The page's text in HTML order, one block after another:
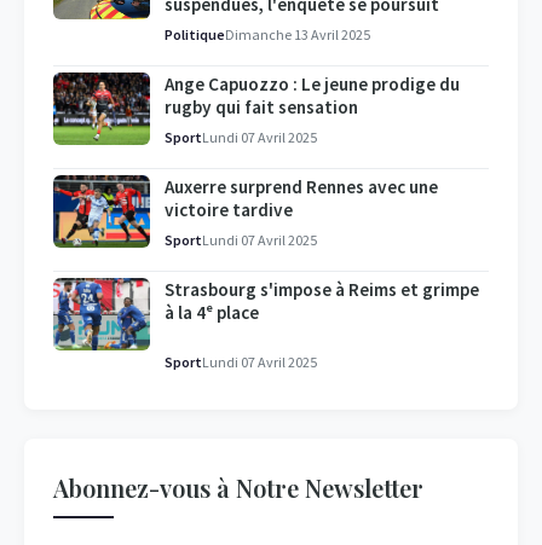
suspendues, l'enquête se poursuit
PolitiqueDimanche 13 Avril 2025
Ange Capuozzo : Le jeune prodige du
rugby qui fait sensation
SportLundi 07 Avril 2025
Auxerre surprend Rennes avec une
victoire tardive
SportLundi 07 Avril 2025
Strasbourg s'impose à Reims et grimpe
à la 4ᵉ place
SportLundi 07 Avril 2025
Abonnez-vous à Notre Newsletter